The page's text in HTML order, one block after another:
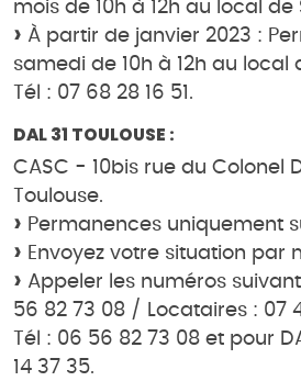
mois de 10h à 12h au local de
À partir de janvier 2023 :
samedi de 10h à 12h au local
Tél : 07 68 28 16 51.
DAL 31 TOULOUSE :
CASC - 10bis rue du Colonel
Toulouse.
Permanences uniquement
Envoyez votre situation par
Appeler les numéros
56 82 73 08 / Locataires : 07
Tél : 06 56 82 73 08 et pour
14 37 35.